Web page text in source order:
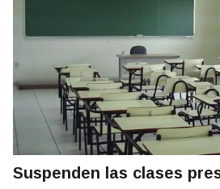
Suspenden las clases